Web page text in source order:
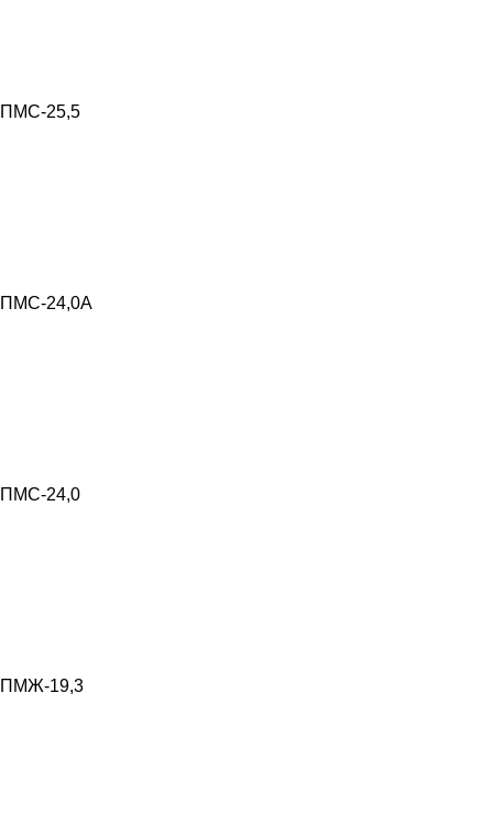
ПМС-25,5
ПМС-24,0А
ПМС-24,0
ПМЖ-19,3